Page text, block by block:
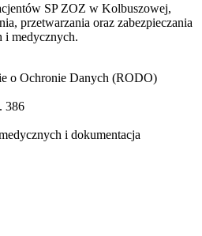
SP ZOZ w Kolbuszowej,
przetwarzania oraz zabezpieczania
i medycznych.
o Ochronie Danych (RODO)
386
i dokumentacja